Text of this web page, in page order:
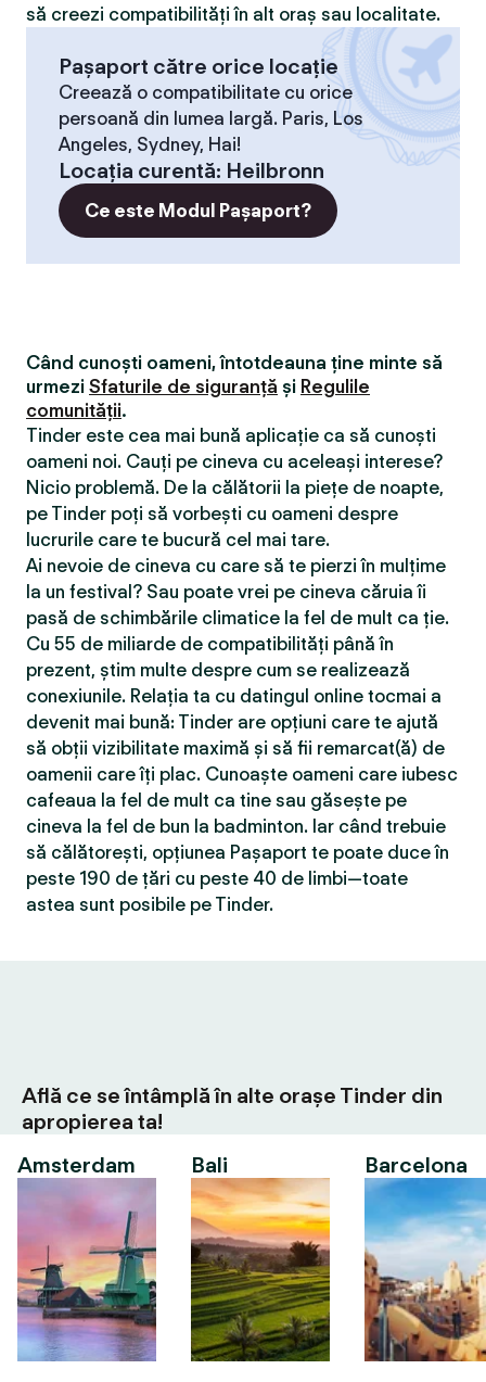
să creezi compatibilităţi în alt oraș sau localitate.
Pașaport către orice locație
Creează o compatibilitate cu orice
persoană din lumea largă. Paris, Los
Angeles, Sydney, Hai!
Locaţia curentă: Heilbronn
Ce este Modul Pașaport?
Când cunoști oameni, întotdeauna ține minte să
urmezi Sfaturile de siguranță și Regulile
comunității.
Tinder este cea mai bună aplicație ca să cunoști
oameni noi. Cauți pe cineva cu aceleași interese?
Nicio problemă. De la călătorii la piețe de noapte,
pe Tinder poți să vorbești cu oameni despre
lucrurile care te bucură cel mai tare.
Ai nevoie de cineva cu care să te pierzi în mulțime
la un festival? Sau poate vrei pe cineva căruia îi
pasă de schimbările climatice la fel de mult ca ție.
Cu 55 de miliarde de compatibilităţi până în
prezent, știm multe despre cum se realizează
conexiunile. Relația ta cu datingul online tocmai a
devenit mai bună: Tinder are opțiuni care te ajută
să obții vizibilitate maximă și să fii remarcat(ă) de
oamenii care îți plac. Cunoaște oameni care iubesc
cafeaua la fel de mult ca tine sau găsește pe
cineva la fel de bun la badminton. Iar când trebuie
să călătorești, opțiunea Pașaport te poate duce în
peste 190 de țări cu peste 40 de limbi—toate
astea sunt posibile pe Tinder.
Află ce se întâmplă în alte orașe Tinder din
apropierea ta!
Amsterdam
Bali Barcelona